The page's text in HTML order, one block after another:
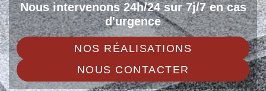
Nous intervenons 24h/24 sur 7j/7 en cas
d'urgence
NOS RÉALISATIONS
NOUS CONTACTER